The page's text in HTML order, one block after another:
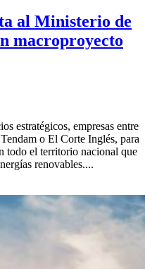
al Ministerio de
macroproyecto
estratégicos, empresas entre
o El Corte Inglés, para
todo el territorio nacional que
renovables....